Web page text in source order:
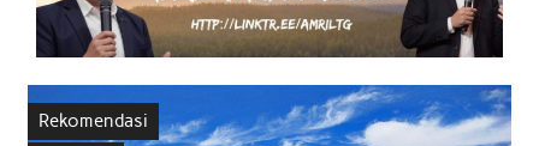
Rekomendasi